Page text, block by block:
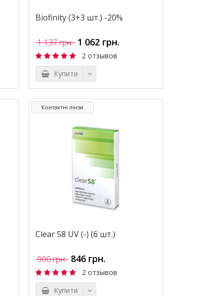
Biofinity (3+3 шт.) -20%
1 137 грн. 1 062 грн.
2 отзывов
Купити
Контактні лінзи
Clear 58 UV (-) (6 шт.)
900 грн. 846 грн.
2 отзывов
Купити